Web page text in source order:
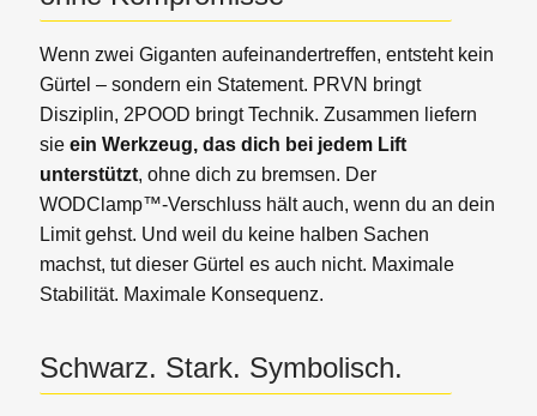
Wenn zwei Giganten aufeinandertreffen, entsteht kein
Gürtel – sondern ein Statement. PRVN bringt
Disziplin, 2POOD bringt Technik. Zusammen liefern
sie ein Werkzeug, das dich bei jedem Lift
unterstützt, ohne dich zu bremsen. Der
WODClamp™-Verschluss hält auch, wenn du an dein
Limit gehst. Und weil du keine halben Sachen
machst, tut dieser Gürtel es auch nicht. Maximale
Stabilität. Maximale Konsequenz.
Schwarz. Stark. Symbolisch.